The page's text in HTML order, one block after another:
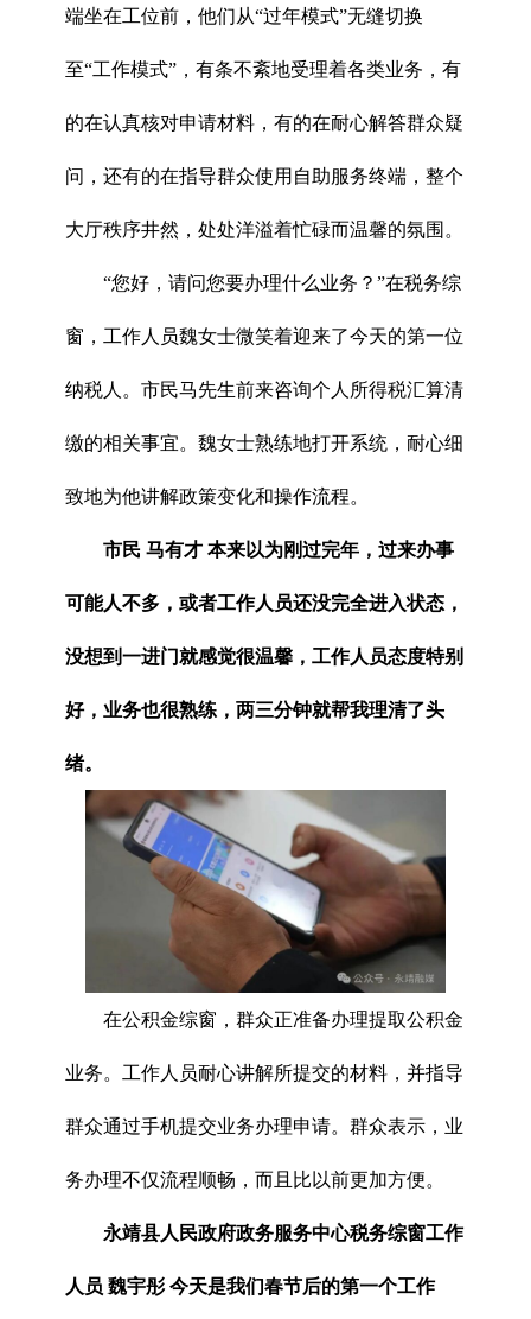
端坐在工位前，他们从“过年模式”无缝切换
至“工作模式”，有条不紊地受理着各类业务，有
的在认真核对申请材料，有的在耐心解答群众疑
问，还有的在指导群众使用自助服务终端，整个
大厅秩序井然，处处洋溢着忙碌而温馨的氛围。
“您好，请问您要办理什么业务？”在税务综
窗，工作人员魏女士微笑着迎来了今天的第一位
纳税人。市民马先生前来咨询个人所得税汇算清
缴的相关事宜。魏女士熟练地打开系统，耐心细
致地为他讲解政策变化和操作流程。
市民 马有才 本来以为刚过完年，过来办事
可能人不多，或者工作人员还没完全进入状态，
没想到一进门就感觉很温馨，工作人员态度特别
好，业务也很熟练，两三分钟就帮我理清了头
绪。
在公积金综窗，群众正准备办理提取公积金
业务。工作人员耐心讲解所提交的材料，并指导
群众通过手机提交业务办理申请。群众表示，业
务办理不仅流程顺畅，而且比以前更加方便。
永靖县人民政府政务服务中心税务综窗工作
人员 魏宇彤 今天是我们春节后的第一个工作